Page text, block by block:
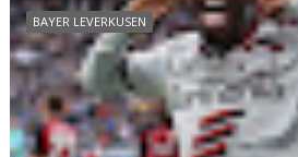
BAYER LEVERKUSEN